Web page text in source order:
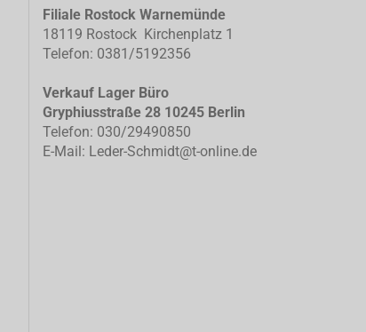
Filiale Rostock Warnemünde
18119 Rostock Kirchenplatz 1
Telefon: 0381/5192356
Verkauf Lager Büro
Gryphiusstraße 28 10245 Berlin
Telefon: 030/29490850
E-Mail: Leder-Schmidt@t-online.de